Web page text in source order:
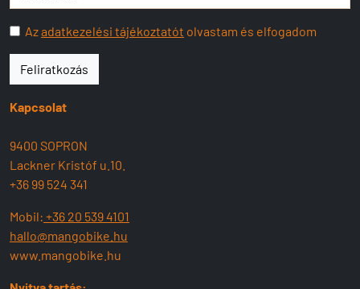
Azadatkezelési tájékoztatót olvastam és elfogadom
Feliratkozás
Kapcsolat
9400 SOPRON
Lackner Kristóf u.10.
+36 99 524 341
Mobil: +36 20 539 4101
hallo@mangobike.hu
www.mangobike.hu